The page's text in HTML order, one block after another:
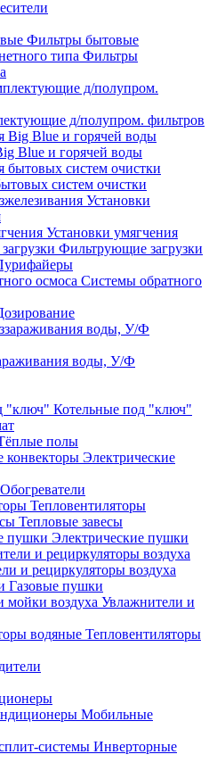
Фильтры бытовые
Фильтры
д/полупром. фильтров
Blue и горячей воды
систем очистки
Установки
Установки умягчения
Фильтрующие загрузки
Системы обратного
воды, У/Ф
Котельные под "ключ"
полы
Электрические
Обогреватели
Тепловентиляторы
Тепловые завесы
Электрические пушки
и рециркуляторы воздуха
Газовые пушки
Увлажнители и
Тепловентиляторы
Мобильные
Инверторные